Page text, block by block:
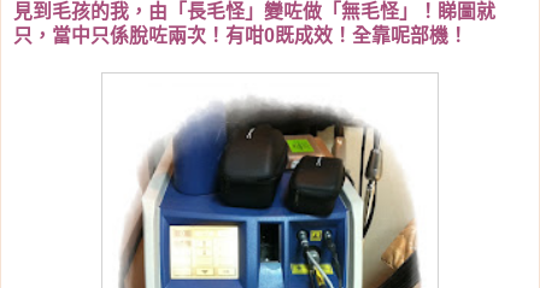
見到毛孩的我，由「長毛怪」變咗做「無毛怪」！睇圖就
只，當中只係脫咗兩次！有咁0既成效！全靠呢部機！